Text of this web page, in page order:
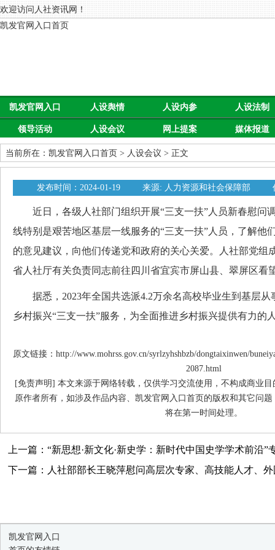
欢迎访问人社资讯网！
凯发官网入口首页
凯发官网入口
首页
人设舆情 人设内参 人设法制
领导活动 人设会议 网上提案 媒体报道
当前所在： 凯发官网入口首页 > 人设会议 > 正文
发布时间：2024-01-19 来源: 人力资源和社会保障部
近日，各级人社部门组织开展“三支一扶”人员新春慰问
线特别是艰苦地区基层一线服务的“三支一扶”人员，了解他
的意见建议，向他们传递党和政府的关心关爱。人社部党组
省人社厅有关负责同志前往四川省宜宾市屏山县、翠屏区看
据悉，2023年全国共选派4.2万余名高校毕业生到基层从
乡村振兴“三支一扶”服务，为全面推进乡村振兴提供有力的
原文链接：http://www.mohrss.gov.cn/syrlzyhshbzb/dongtaixinwen/
2087.html
[免责声明] 本文来源于网络转载，仅供学习交流使用，不构成商业
原作者所有，如涉及作品内容、凯发官网入口首页的版权和其它问
将在第一时间处理。
上一篇：“新思想·新文化·新史学：新时代中国史学学术前沿”
下一篇：人社部部长王晓萍慰问高层次专家、高技能人才、
凯发官网入口